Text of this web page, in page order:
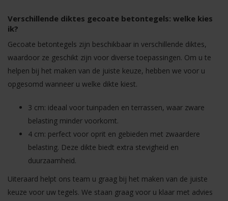
Verschillende diktes gecoate betontegels: welke kies
ik?
Gecoate betontegels zijn beschikbaar in verschillende diktes,
waardoor ze geschikt zijn voor diverse toepassingen. Om u te
helpen bij het maken van de juiste keuze, hebben we voor u
opgesomd wanneer u welke dikte kiest.
3 cm: ideaal voor tuinpaden en terrassen, waar zware
belasting minder voorkomt.
4 cm: perfect voor oprit en gebieden met zwaardere
belasting. Deze dikte biedt extra stevigheid en
duurzaamheid.
Uiteraard helpt ons team u graag bij het maken van de juiste
keuze voor uw tegels. We staan graag voor u klaar met advies